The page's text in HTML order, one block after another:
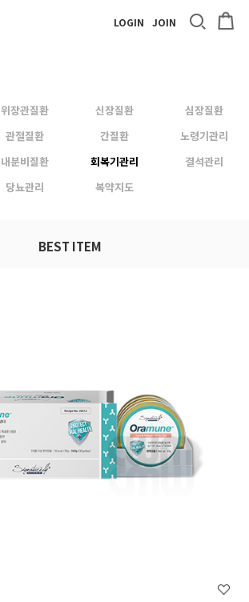
LOGIN JOIN
위장관질환 신장질환
심장질환
관절질환 간질환
노령기관리
내분비질환 회복기관리
결석관리
당뇨관리 복약지도
BEST ITEM